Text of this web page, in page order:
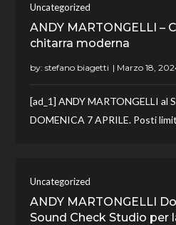
Uncategorized
ANDY MARTONGELLI –
chitarra moderna
by:stefano biagetti
[ad_1] ANDY MARTONGELLI al
DOMENICA 7 APRILE. Posti
Uncategorized
ANDY MARTONGELLI
Sound Check Studio per